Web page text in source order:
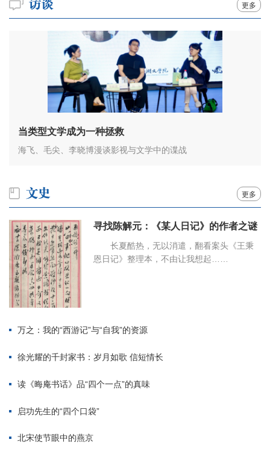
更多
当类型文学成为一种拯救
海飞、毛尖、李晓博漫谈影视与文学中的谍战
更多
寻找陈解元：《某人日记》的作者之谜
长夏酷热，无以消遣，翻看案头《王秉
恩日记》整理本，不由让我想起……
万之：我的“西游记”与“自我”的资源
徐光耀的千封家书：岁月如歌 信短情长
读《晦庵书话》品“四个一点”的真味
启功先生的“四个口袋”
北宋使节眼中的燕京